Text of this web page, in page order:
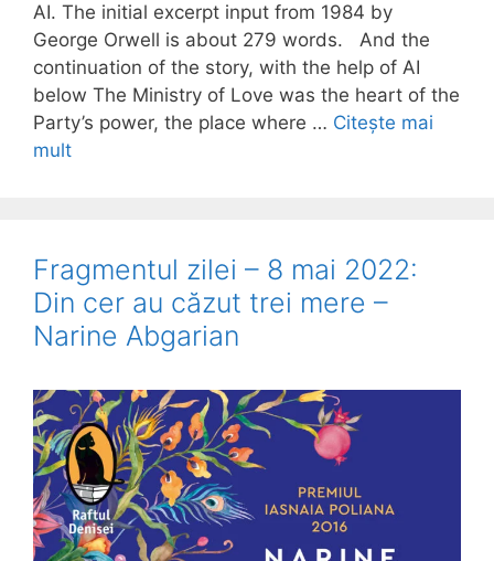
AI. The initial excerpt input from 1984 by
George Orwell is about 279 words. And the
continuation of the story, with the help of AI
below The Ministry of Love was the heart of the
Party’s power, the place where … Citește mai
mult
Fragmentul zilei – 8 mai 2022:
Din cer au căzut trei mere –
Narine Abgarian